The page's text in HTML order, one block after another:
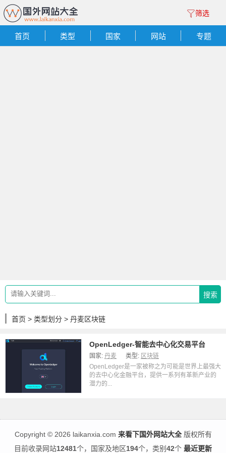
筛选
首页 类型 国家 网站 专题
搜索
首页 > 类型划分 > 丹麦区块链
OpenLedger-智能去中心化交易平台
国家: 丹麦 类型: 区块链
OpenLedger是一家被称之为可能是世界上最强大
的去中心化金融平台，提供一系列有革新产业的
潜力的...
Copyright ©2026 laikanxia.com 来看下国外网站大全版权所有
目前收录网站12481个，国家及地区194个，类别 42个 最近更新